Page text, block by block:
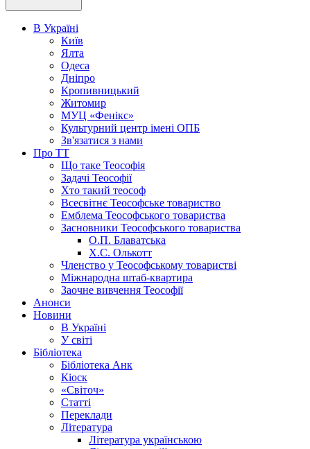
В Україні
Київ
Ялта
Одеса
Дніпро
Кропивницький
Житомир
МУЦ «Фенікс»
Культурний центр імені ОПБ
Зв'язатися з нами
Про ТТ
Що таке Теософія
Задачі Теософії
Хто такий теософ
Всесвітнє Теософське товариство
Емблема Теософського товариства
Засновники Теософського товариства
О.П. Блаватська
Х.С. Олькотт
Членство у Теософському товаристві
Міжнародна штаб-квартира
Заочне вивчення Теософії
Анонси
Новини
В Україні
У світі
Бібліотека
Бібліотека Анк
Кіоск
«Світоч»
Статті
Переклади
Література
Література українською